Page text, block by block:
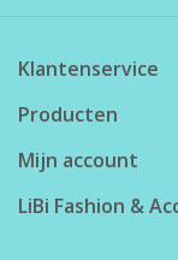
Klantenservice
Producten
Mijn account
LiBi Fashion &